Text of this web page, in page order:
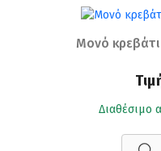
Μονό
Διαθέσιμο